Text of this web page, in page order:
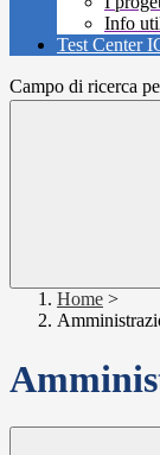
Info
Test Center
Campo di ricerca
Home >